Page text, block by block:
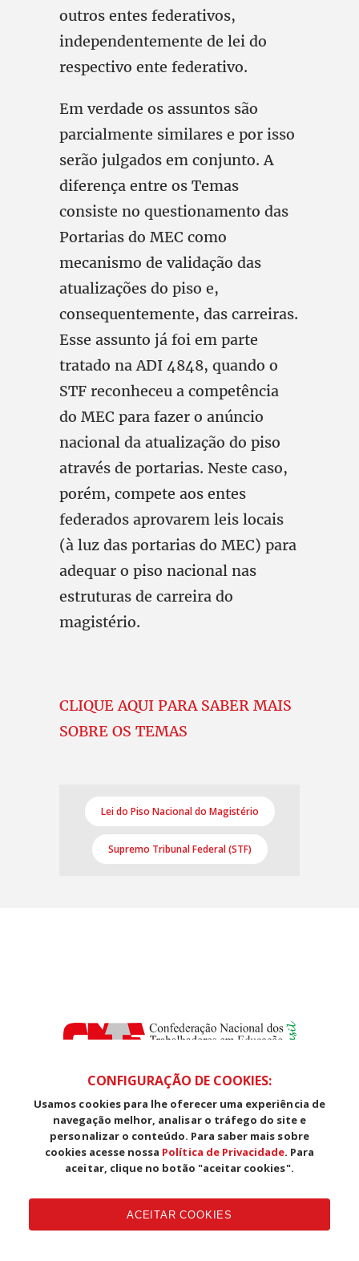
outros entes federativos,
independentemente de lei do
respectivo ente federativo.
Em verdade os assuntos são
parcialmente similares e por isso
serão julgados em conjunto. A
diferença entre os Temas
consiste no questionamento das
Portarias do MEC como
mecanismo de validação das
atualizações do piso e,
consequentemente, das carreiras.
Esse assunto já foi em parte
tratado na ADI 4848, quando o
STF reconheceu a competência
do MEC para fazer o anúncio
nacional da atualização do piso
através de portarias. Neste caso,
porém, compete aos entes
federados aprovarem leis locais
(à luz das portarias do MEC) para
adequar o piso nacional nas
estruturas de carreira do
magistério.
CLIQUE AQUI PARA SABER MAIS
SOBRE OS TEMAS
Lei do Piso Nacional do Magistério
Supremo Tribunal Federal (STF)
SDS, Edifício Venâncio III, Salas 101/106
CEP: 70393-902 - Brasília - DF
Telefone (61) 3225-1003 - E-mail cnte@cnte.org.br
Trabalhadores(as) na Base
CONFIGURAÇÃO DE COOKIES:
Usamos cookies para lhe oferecer uma experiência de
navegação melhor, analisar o tráfego do site e
personalizar o conteúdo. Para saber mais sobre
cookies acesse nossa Política de Privacidade. Para
aceitar, clique no botão "aceitar cookies".
ACEITAR COOKIES